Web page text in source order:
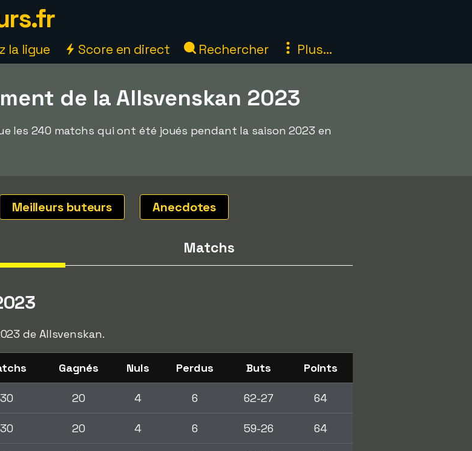
la ligue Score en direct Rechercher Plus...
de la Allsvenskan 2023
les 240 matchs qui ont été joués pendant la saison 2023 en
Meilleurs buteurs Anecdotes
Matchs
de Allsvenskan.
Gagnés Nuls Perdus Buts Points
30 20 4 6 62-27 64
30 20 4 6 59-26 64